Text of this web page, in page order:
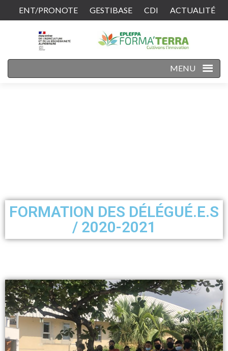
ENT/PRONOTE GESTIBASE CDI ACTUALITÉ
MENU
FORMATION DES DÉLÉGUÉ.E.S
/ 2020-2021